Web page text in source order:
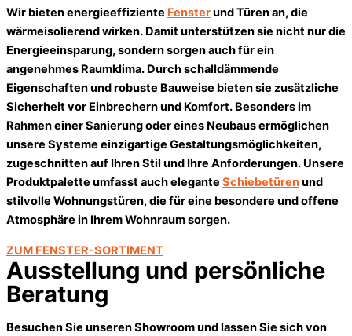
Wir bieten energieeffiziente Fensterund Türen an, die
wärmeisolierend wirken. Damit unterstützen sie nicht nur die
Energieeinsparung, sondern sorgen auch für ein
angenehmes Raumklima. Durch schalldämmende
Eigenschaften und robuste Bauweise bieten sie zusätzliche
Sicherheit vor Einbrechern und Komfort. Besonders im
Rahmen einer Sanierung oder eines Neubaus ermöglichen
unsere Systeme einzigartige Gestaltungsmöglichkeiten,
zugeschnitten auf Ihren Stil und Ihre Anforderungen. Unsere
Produktpalette umfasst auch elegante Schiebetürenund
stilvolle Wohnungstüren, die für eine besondere und offene
Atmosphäre in Ihrem Wohnraum sorgen.
ZUM FENSTER-SORTIMENT
Ausstellung und persönliche
Beratung
Besuchen Sie unseren Showroom und lassen Sie sich von